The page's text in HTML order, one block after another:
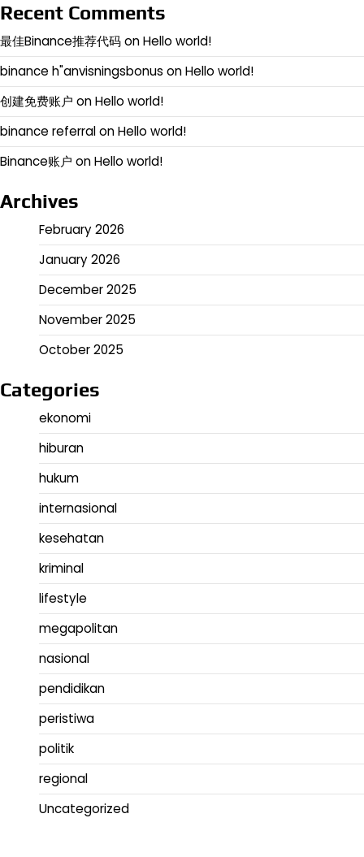
Recent Comments
最佳Binance推荐代码onHello world!
binance h"anvisningsbonus onHello world!
创建免费账户 onHello world!
binance referralonHello world!
Binance账户 onHello world!
Archives
February 2026
January 2026
December 2025
November 2025
October 2025
Categories
ekonomi
hiburan
hukum
internasional
kesehatan
kriminal
lifestyle
megapolitan
nasional
pendidikan
peristiwa
politik
regional
Uncategorized